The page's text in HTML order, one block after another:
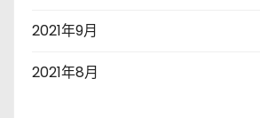
2021年9月
2021年8月